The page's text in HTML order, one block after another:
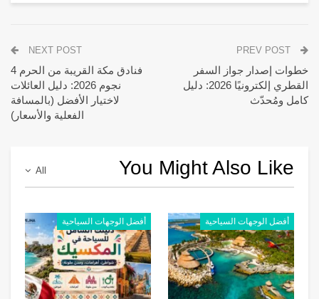
خطوات إصدار جواز السفر
القطري إلكترونيًا 2026: دليل
كامل ومُحدّث
NEXT POST
فنادق مكة القريبة من الحرم 4
نجوم 2026: دليل العائلات
لاختيار الأفضل (بالمسافة
الفعلية والأسعار)
All You Might Also Like
أفضل الوجهات السياحية أفضل الوجهات السياحية